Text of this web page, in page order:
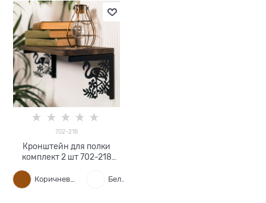
702-218
Кронштейн для полки
комплект 2 шт 702-218
Коричневый Белый